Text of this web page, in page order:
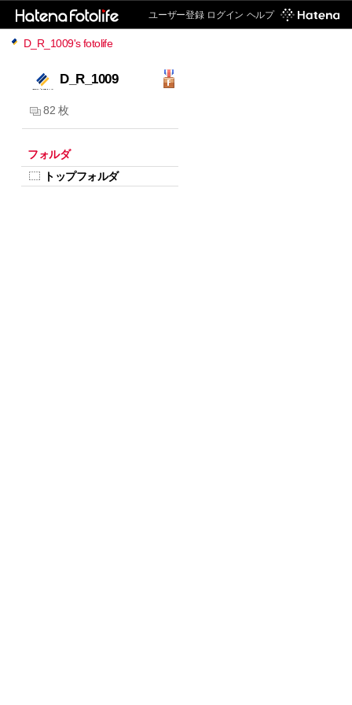
ユーザー登録 ログイン ヘルプ
D_R_1009's fotolife
D_R_1009
82 枚
フォルダ
トップフォルダ